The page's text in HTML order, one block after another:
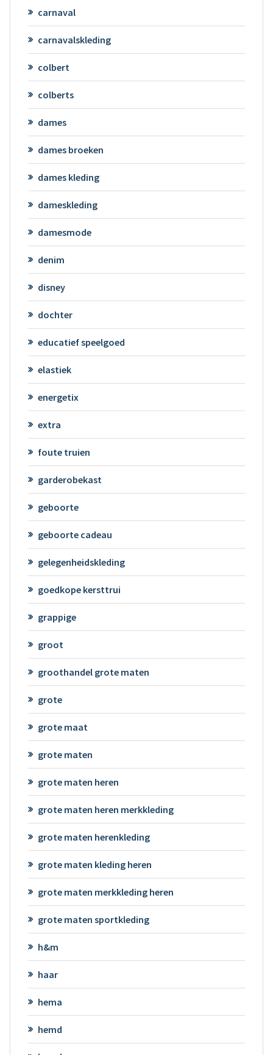
carnaval
carnavalskleding
colbert
colberts
dames
dames broeken
dames kleding
dameskleding
damesmode
denim
disney
dochter
educatief speelgoed
elastiek
energetix
extra
foute truien
garderobekast
geboorte
geboorte cadeau
gelegenheidskleding
goedkope kersttrui
grappige
groot
groothandel grote maten
grote
grote maat
grote maten
grote maten heren
grote maten heren merkkleding
grote maten herenkleding
grote maten kleding heren
grote maten merkkleding heren
grote maten sportkleding
h&m
haar
hema
hemd